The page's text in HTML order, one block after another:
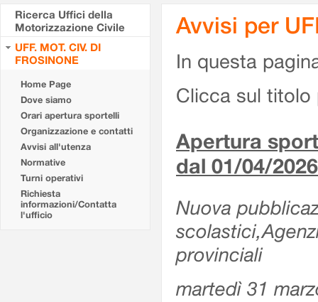
Ricerca Uffici della
Motorizzazione Civile
UFF. MOT. CIV. DI
FROSINONE
Home Page
Dove siamo
Orari apertura sportelli
Organizzazione e contatti
Avvisi all'utenza
Normative
Turni operativi
Richiesta
informazioni/Contatta
l'ufficio
Avvisi per
In questa
Clicca sul titolo
Apertura
dal 01/04/2026
Nuova
provinciali
martedì 31